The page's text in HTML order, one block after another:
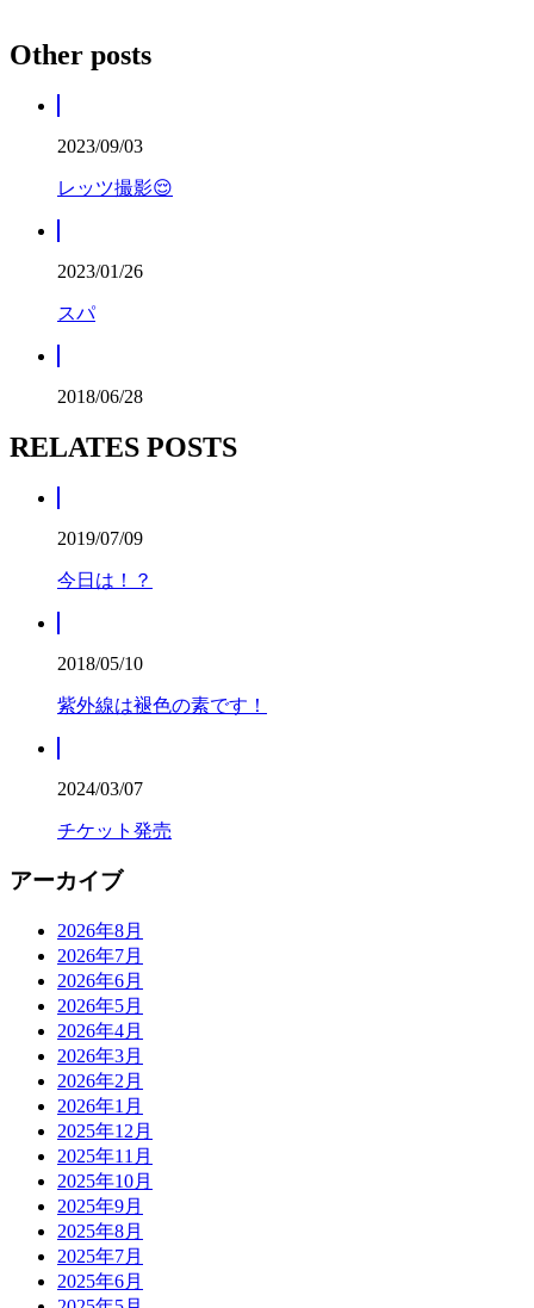
Other posts
2023/09/03
レッツ撮影😌
2023/01/26
スパ
2018/06/28
RELATES POSTS
2019/07/09
今日は！？
2018/05/10
紫外線は褪色の素です！
2024/03/07
チケット発売
アーカイブ
2026年8月
2026年7月
2026年6月
2026年5月
2026年4月
2026年3月
2026年2月
2026年1月
2025年12月
2025年11月
2025年10月
2025年9月
2025年8月
2025年7月
2025年6月